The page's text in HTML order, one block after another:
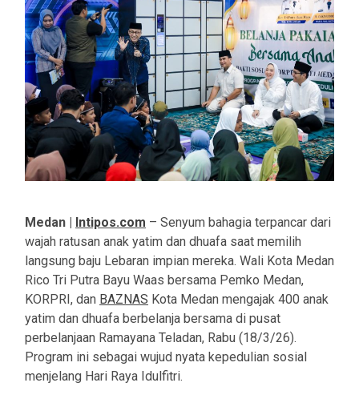
Medan | Intipos.com – Senyum bahagia terpancar dari
wajah ratusan anak yatim dan dhuafa saat memilih
langsung baju Lebaran impian mereka. Wali Kota Medan
Rico Tri Putra Bayu Waas bersama Pemko Medan,
KORPRI, dan BAZNAS Kota Medan mengajak 400 anak
yatim dan dhuafa berbelanja bersama di pusat
perbelanjaan Ramayana Teladan, Rabu (18/3/26).
Program ini sebagai wujud nyata kepedulian sosial
menjelang Hari Raya Idulfitri.